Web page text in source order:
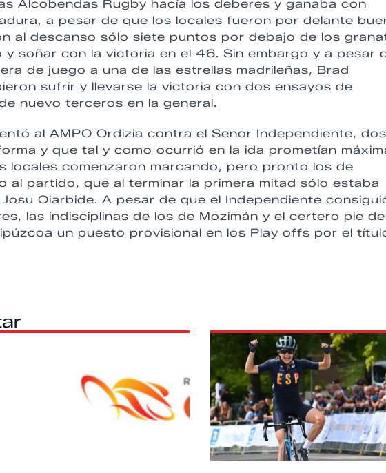
Alcobendas Rugby hacía los deberes y ganaba con
a pesar de que los locales fueron por delante
al descanso sólo siete puntos por debajo de los
soñar con la victoria en el 46. Sin embargo y a pesar
de juego a una de las estrellas madrileñas, Brad
sufrir y llevarse la victoria con dos ensayos de
nuevo terceros en la general.
al AMPO Ordizia contra el Senor Independiente, dos
y que tal y como ocurrió en la ida prometían
locales comenzaron marcando, pero pronto los de
al partido, que al terminar la primera mitad sólo estaba
Oiarbide. A pesar de que el Independiente
las indisciplinas de los de Mozimán y el certero pie de
un puesto provisional en los Play offs por el